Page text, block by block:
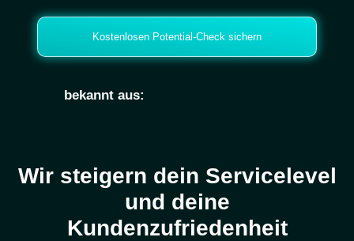
Kostenlosen Potential-Check sichern
bekannt aus:
Wir steigern dein Servicelevel
und deine
Kundenzufriedenheit